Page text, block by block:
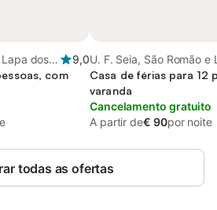
Lapa dos
9,0
com
U. F. Seia, São Romão e
Dinheiros, Seia
Casa de férias para 12
varanda
Cancelamento gratuito
A partir de€ 90por noite
todas as ofertas